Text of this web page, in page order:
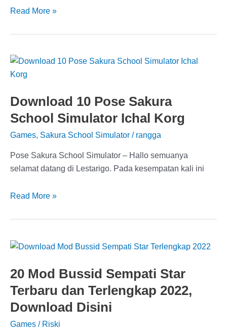
Profil
Jihan
Aisyah
Roblox
Umur,
Nomor
Asli,
Ulang
Read More »
Download 10 Pose Sakura
School Simulator Ichal Korg
Games, Sakura School Simulator / rangga
Pose Sakura School Simulator – Hallo semuanya
selamat datang di Lestarigo. Pada kesempatan kali ini
Download
Pose
School
Ichal
Korg
Read More »
20 Mod Bussid Sempati Star
Terbaru dan Terlengkap 2022,
Download Disini
Games / Riski